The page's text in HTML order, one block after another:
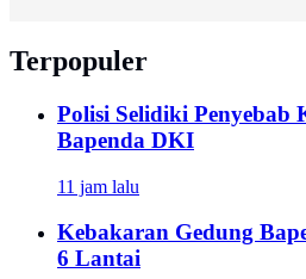
Terpopuler
Polisi Selidiki Penyebab
Bapenda DKI
11 jam lalu
Kebakaran Gedung
6 Lantai